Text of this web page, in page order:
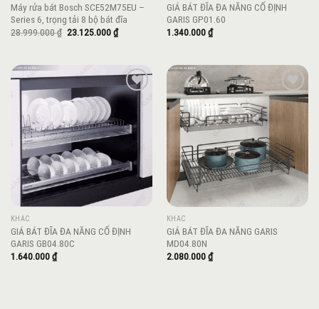
Máy rửa bát Bosch SCE52M75EU –
Series 6, trọng tải 8 bộ bát đĩa
28.999.000₫ Giá
23.125.000₫Giá
hiện
23.125.000 ₫.
GIÁ BÁT ĐĨA ĐA NĂNG CỐ ĐỊNH
GARIS GP01.60
1.340.000₫
KHÁC
GIÁ BÁT ĐĨA ĐA NĂNG CỐ ĐỊNH
GARIS GB04.80C
1.640.000₫
Add to
KHÁC
GIÁ BÁT ĐĨA ĐA NĂNG GARIS
MD04.80N
2.080.000₫